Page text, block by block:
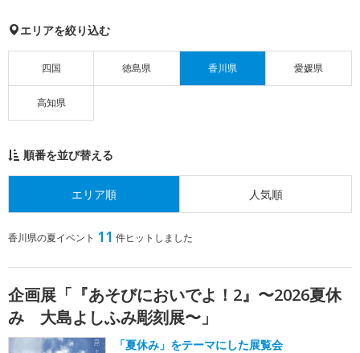
エリアを絞り込む
四国 徳島県 香川県 愛媛県
高知県
順番を並び替える
エリア順 人気順
香川県の夏イベント 11 件ヒットしました
企画展「『あそびにおいでよ！2』〜2026夏休
み 大島よしふみ彫刻展〜」
「夏休み」をテーマにした展覧会